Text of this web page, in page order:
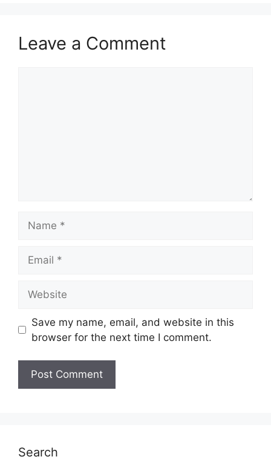
Leave a Comment
Save my name, email, and website in this
browser for the next time I comment.
Search